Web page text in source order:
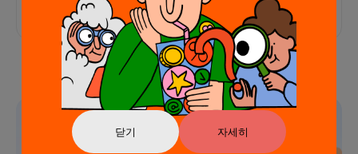
닫기 자세히